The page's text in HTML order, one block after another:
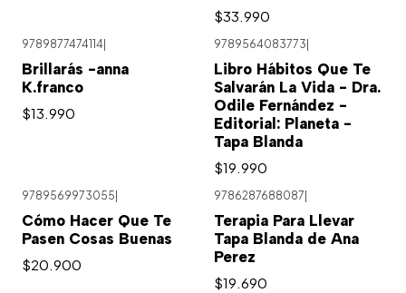
$33.990
9789877474114|
Brillarás -anna
K.franco
$13.990
9789564083773|
Libro Hábitos Que Te
Salvarán La Vida - Dra.
Odile Fernández -
Editorial: Planeta -
Tapa Blanda
$19.990
9789569973055
Cómo Hacer Que Te
Pasen Cosas Buenas
$20.900
9786287688087
Terapia Para Llevar
Tapa Blanda de Ana
Perez
$19.690